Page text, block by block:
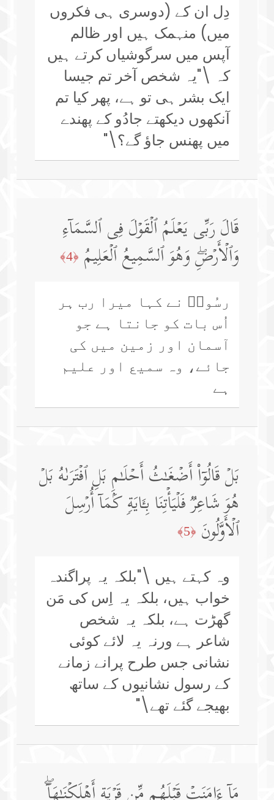
دِل ان کے (دوسری ہی فکروں
میں) منہمک ہیں اور ظالم
آپس میں سرگوشیاں کرتے ہیں
کہ \"یہ شخص آخر تم جیسا
ایک بشر ہی تو ہے، پھر کیا تم
آنکھوں دیکھتے جادُو کے پھندے
میں پھنس جاؤ گے؟\"
قَالَ رَبِّی یَعۡلَمُ ٱلۡقَوۡلَ فِی ٱلسَّمَاۤءِ
وَٱلۡأَرۡضِۖ وَهُوَ ٱلسَّمِیعُ ٱلۡعَلِیمُ ﴿4﴾
رسُولؐ نے کہا میرا رب ہر
اُس بات کو جانتا ہے جو
آسمان اور زمین میں کی
جائے، وہ سمیع اور علیم
ہے
بَلۡ قَالُوۤا۟ أَضۡغَـٰثُ أَحۡلَـٰمِۭ بَلِ ٱفۡتَرَىٰهُ بَلۡ
هُوَ شَاعِرࣱ فَلۡیَأۡتِنَا بِـَٔایَةࣲ كَمَاۤ أُرۡسِلَ
ٱلۡأَوَّلُونَ ﴿5﴾
وہ کہتے ہیں \"بلکہ یہ پراگندہ
خواب ہیں، بلکہ یہ اِس کی مَن
گھڑت ہے، بلکہ یہ شخص
شاعر ہے ورنہ یہ لائے کوئی
نشانی جس طرح پرانے زمانے
کے رسول نشانیوں کے ساتھ
بھیجے گئے تھے\"